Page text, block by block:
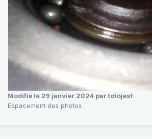
Modifié le 29 janvier 2024 par totojest
Espacement des photos